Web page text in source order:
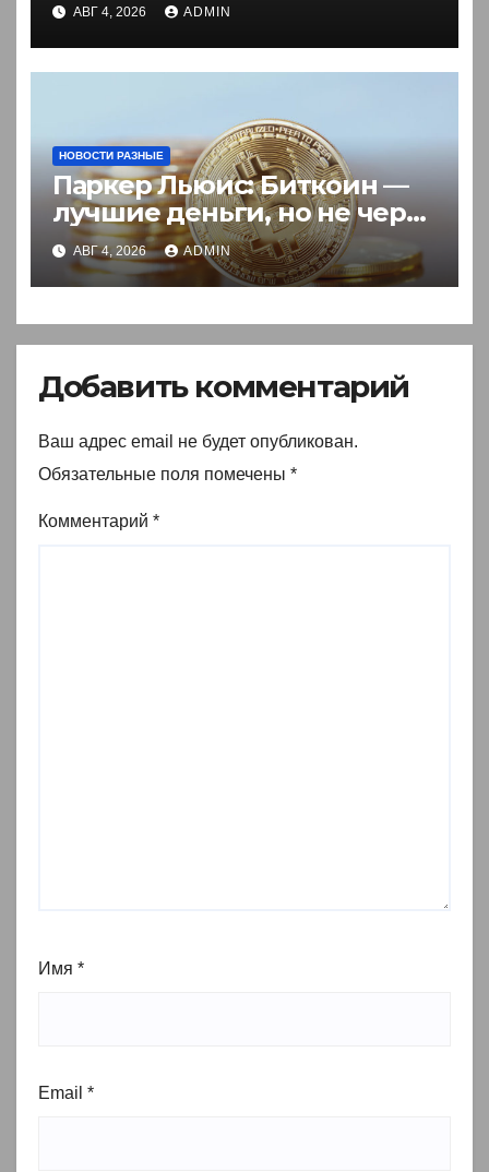
иностранцев
АВГ 4, 2026 ADMIN
НОВОСТИ РАЗНЫЕ
Паркер Льюис: Биткоин —
лучшие деньги, но не через
акции
АВГ 4, 2026 ADMIN
Добавить комментарий
Ваш адрес email не будет опубликован.
Обязательные поля помечены *
Комментарий *
Имя *
Email *